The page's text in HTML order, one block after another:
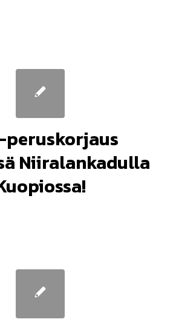
peruskorjaus
Niiralankadulla